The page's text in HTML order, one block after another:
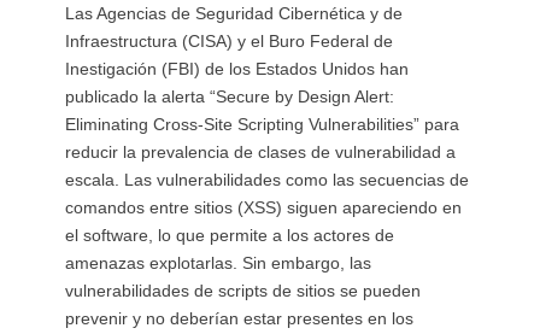
Las Agencias de Seguridad Cibernética y de
Infraestructura (CISA) y el Buro Federal de
Inestigación (FBI) de los Estados Unidos han
publicado la alerta “Secure by Design Alert:
Eliminating Cross-Site Scripting Vulnerabilities” para
reducir la prevalencia de clases de vulnerabilidad a
escala. Las vulnerabilidades como las secuencias de
comandos entre sitios (XSS) siguen apareciendo en
el software, lo que permite a los actores de
amenazas explotarlas. Sin embargo, las
vulnerabilidades de scripts de sitios se pueden
prevenir y no deberían estar presentes en los